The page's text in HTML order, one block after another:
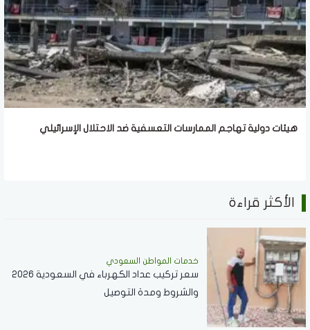
هيئات دولية تهاجم الممارسات التعسفية ضد الاحتلال الإسرائيلي
الأكثر قراءة
خدمات المواطن السعودي
سعر تركيب عداد الكهرباء في السعودية 2026
والشروط ومدة التوصيل